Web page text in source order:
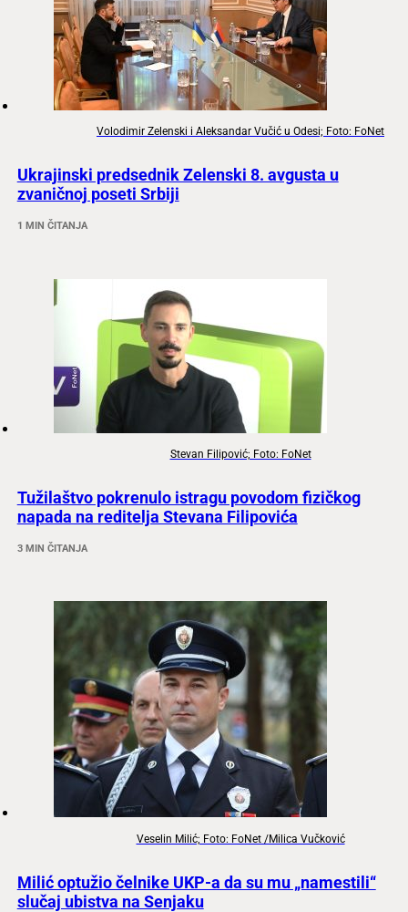
Volodimir Zelenski i Aleksandar Vučić u Odesi; Foto: FoNet
Ukrajinski predsednik Zelenski 8. avgusta u
zvaničnoj poseti Srbiji
1 MIN ČITANJA
Stevan Filipović; Foto: FoNet
Tužilaštvo pokrenulo istragu povodom fizičkog
napada na reditelja Stevana Filipovića
3 MIN ČITANJA
Veselin Milić; Foto: FoNet /Milica Vučković
Milić optužio čelnike UKP-a da su mu „namestili“
slučaj ubistva na Senjaku